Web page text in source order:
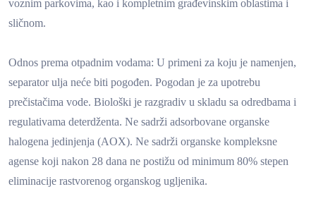
voznim parkovima, kao i kompletnim građevinskim oblastima i
sličnom.
Odnos prema otpadnim vodama: U primeni za koju je namenjen,
separator ulja neće biti pogođen. Pogodan je za upotrebu
prečistačima vode. Biološki je razgradiv u skladu sa odredbama i
regulativama deterdženta. Ne sadrži adsorbovane organske
halogena jedinjenja (AOX). Ne sadrži organske kompleksne
agense koji nakon 28 dana ne postižu od minimum 80% stepen
eliminacije rastvorenog organskog ugljenika.